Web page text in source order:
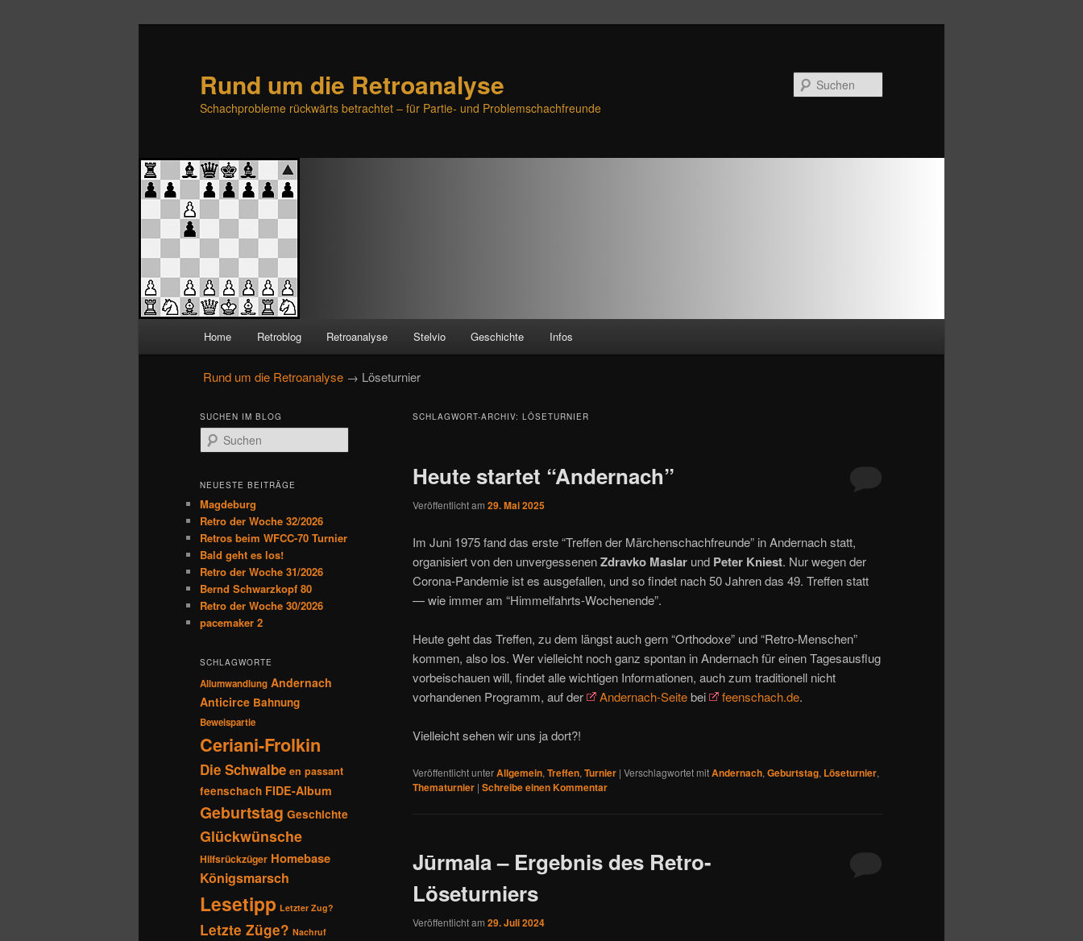
Rund um die Retroanalyse
Schachprobleme rückwärts betrachtet – für Partie- und Problemschachfreunde
Zum
primären
Inhalt
springen
Zum
sekundären
Inhalt
springen
Home Retroblog Retroanalyse Stelvio Geschichte Infos
Rund um die Retroanalyse → Löseturnier
SCHLAGWORT-ARCHIV: LÖSETURNIER
Heute startet “Andernach”
Veröffentlicht am 29. Mai 2025
Im Juni 1975 fand das erste “Treffen der Märchenschachfreunde” in Andernach statt,
organisiert von den unvergessenenZdravko Maslar und Peter Kniest. Nur wegen der
Corona-Pandemie ist es ausgefallen, und so findet nach 50 Jahren das 49. Treffen statt
— wie immer am “Himmelfahrts-Wochenende”.
Heute geht das Treffen, zu dem längst auch gern “Orthodoxe” und “Retro-Menschen”
kommen, also los. Wer vielleicht noch ganz spontan in Andernach für einen Tagesausflug
vorbeischauen will, findet alle wichtigen Informationen, auch zum traditionell nicht
vorhandenen Programm, auf der
Andernach-Seitebei feenschach.de.
Vielleicht sehen wir uns ja dort?!
Veröffentlicht unterAllgemein, Treffen, Turnier | Verschlagwortet mitAndernach, Geburtstag, Löseturnier,
Thematurnier | Schreibe einen Kommentar
Jūrmala – Ergebnis des Retro-
Löseturniers
Veröffentlicht am 29. Juli 2024
SUCHEN IM BLOG
u
h
n
NEUESTE BEITRÄGE
Magdeburg
Retro der Woche 32/2026
Retros beim WFCC-70 Turnier
Bald geht es los!
Retro der Woche 31/2026
Bernd Schwarzkopf 80
Retro der Woche 30/2026
pacemaker 2
SCHLAGWORTE
Allumwandlung Andernach
Anticirce Bahnung
Beweispartie
Ceriani-Frolkin
Die Schwalbe en passant
feenschach FIDE-Album
Geburtstag Geschichte
Glückwünsche
Hilfsrückzüger Homebase
Königsmarsch
Lesetipp Letzter Zug?
Letzte Züge? Nachruf